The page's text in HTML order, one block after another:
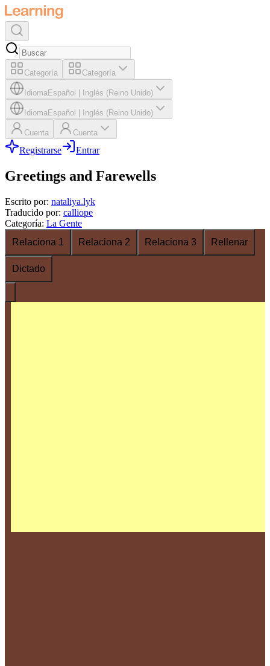
Categoría Categoría
IdiomaEspañol Inglés (Reino Unido)
IdiomaEspañol Inglés (Reino Unido)
Cuenta Cuenta
Registrarse Entrar
Greetings and Farewells
Escrito por: nataliya.lyk
Traducido por: calliope
Categoría: La Gente
Relaciona 1
Relaciona 2 Relaciona 3 Rellenar
Dictado